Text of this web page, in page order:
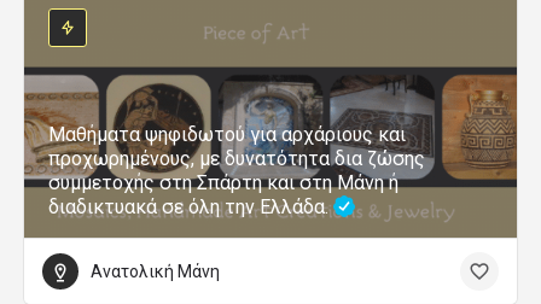
Μαθήματα ψηφιδωτού για αρχάριους και
προχωρημένους, με δυνατότητα δια ζώσης
συμμετοχής στη Σπάρτη και στη Μάνη ή
διαδικτυακά σε όλη την Ελλάδα.
Ανατολική Μάνη